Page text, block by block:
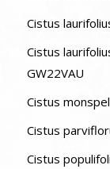
Cistus
Cistus
GW22VAU
Cistus
Cistus
Cistus